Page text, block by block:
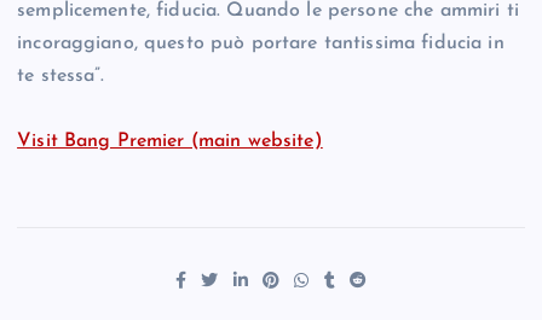
semplicemente, fiducia. Quando le persone che ammiri ti
incoraggiano, questo può portare tantissima fiducia in
te stessa”.
Visit Bang Premier (main website)